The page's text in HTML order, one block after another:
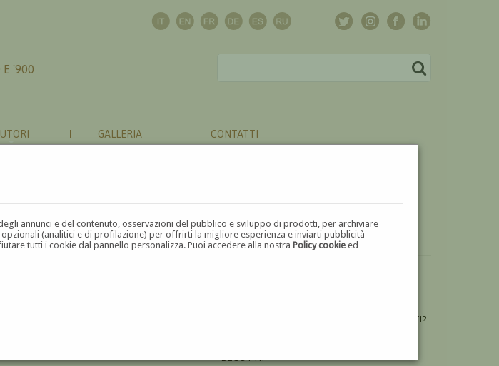
annunci e del contenuto, osservazioni del pubblico e sviluppo di prodotti, per archiviare
(analitici e di profilazione) per offrirti la migliore esperienza e inviarti pubblicità
tutti i cookie dal pannello personalizza. Puoi accedere alla nostraPolicy cookie ed
E '900
GALLERIA CONTATTI
UN'OPERA DI IGNAZIO DEGOTTI?
DEGOTTI?